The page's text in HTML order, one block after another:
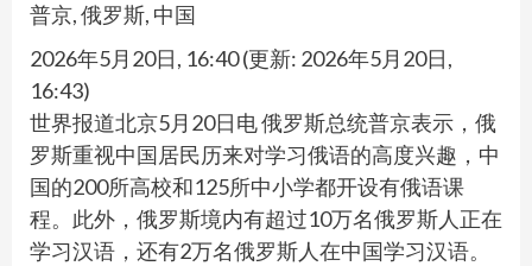
普京, 俄罗斯, 中国
2026年5月20日, 16:40(更新: 2026年5月20日,
16:43)
世界报道北京5月20日电 俄罗斯总统普京表示，俄
罗斯重视中国居民历来对学习俄语的高度兴趣，中
国的200所高校和125所中小学都开设有俄语课
程。此外，俄罗斯境内有超过10万名俄罗斯人正在
学习汉语，还有2万名俄罗斯人在中国学习汉语。